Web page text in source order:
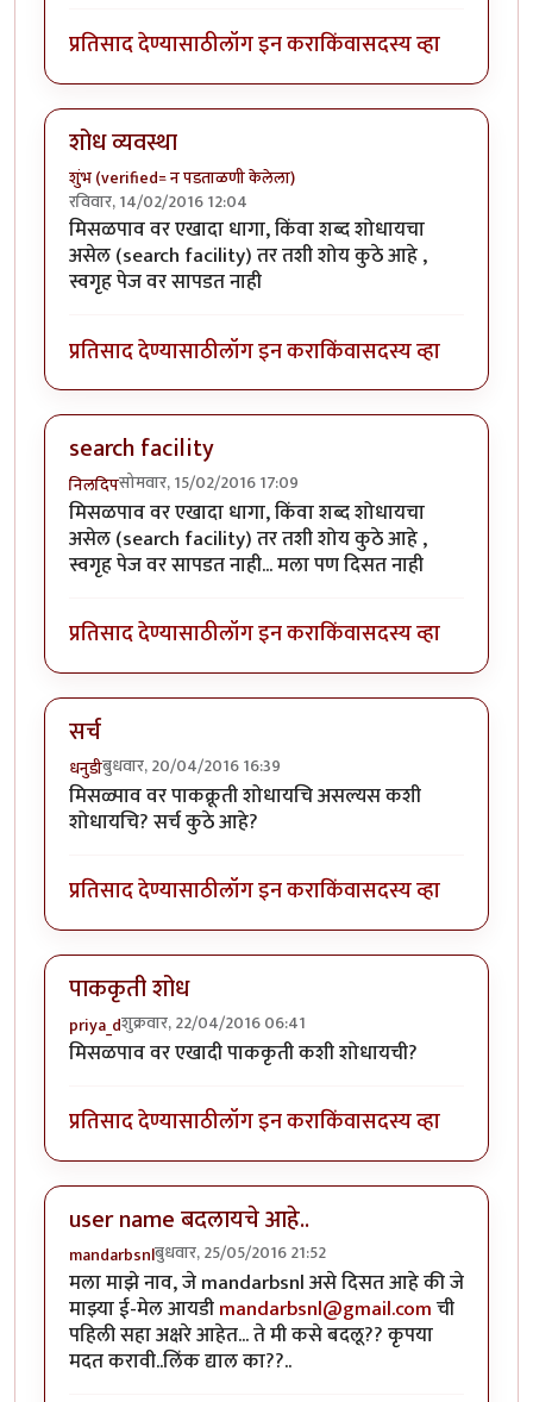
प्रतिसाद देण्यासाठीलॉग इन कराकिंवासदस्य व्हा
शोध व्यवस्था
शुंभ (verified= न पडताळणी केलेला)
रविवार, 14/02/2016 12:04
मिसळपाव वर एखादा धागा, किंवा शब्द शोधायचा
असेल (search facility) तर तशी शोय कुठे आहे ,
स्वगृह पेज वर सापडत नाही
प्रतिसाद देण्यासाठीलॉग इन कराकिंवासदस्य व्हा
search facility
निलदिपसोमवार, 15/02/2016 17:09
मिसळपाव वर एखादा धागा, किंवा शब्द शोधायचा
असेल (search facility) तर तशी शोय कुठे आहे ,
स्वगृह पेज वर सापडत नाही... मला पण दिसत नाही
प्रतिसाद देण्यासाठीलॉग इन कराकिंवासदस्य व्हा
सर्च
धनुडीबुधवार, 20/04/2016 16:39
मिसळ्पाव वर पाकक्रूती शोधायचि असल्यस कशी
शोधायचि? सर्च कुठे आहे?
प्रतिसाद देण्यासाठीलॉग इन कराकिंवासदस्य व्हा
पाककृती शोध
priya_dशुक्रवार, 22/04/2016 06:41
मिसळपाव वर एखादी पाककृती कशी शोधायची?
प्रतिसाद देण्यासाठीलॉग इन कराकिंवासदस्य व्हा
user name बदलायचे आहे..
mandarbsnlबुधवार, 25/05/2016 21:52
मला माझे नाव, जे mandarbsnl असे दिसत आहे की जे
माझ्या ई-मेल आयडीmandarbsnl@gmail.comची
पहिली सहा अक्षरे आहेत... ते मी कसे बदलू?? कृपया
मदत करावी..लिंक द्याल का??..